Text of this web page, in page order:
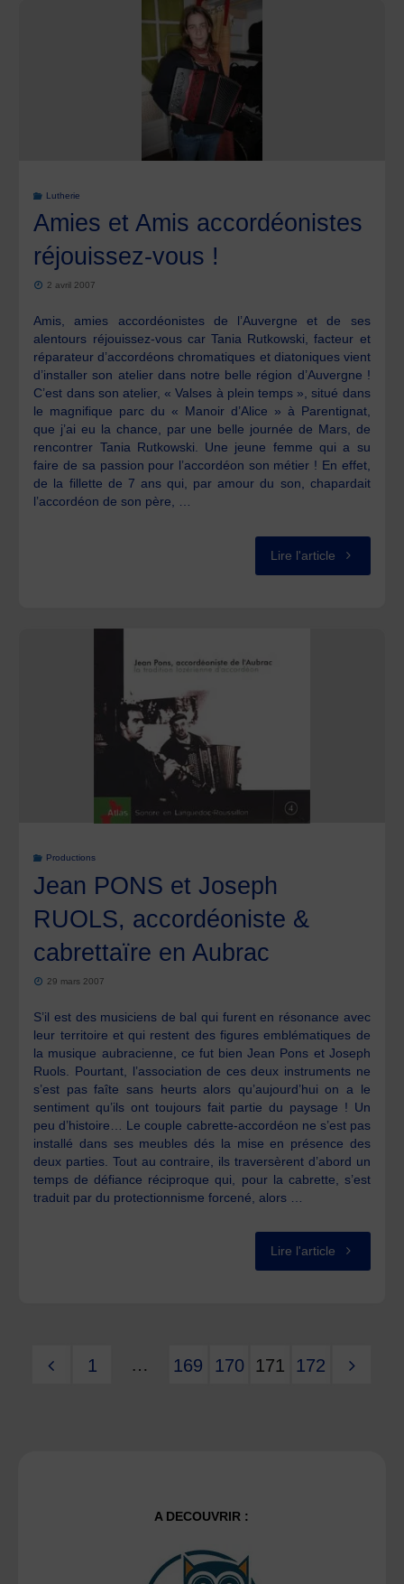
Lutherie
Amies et Amis accordéonistes
réjouissez-vous !
2 avril 2007
Amis, amies accordéonistes de l’Auvergne et de ses
alentours réjouissez-vous car Tania Rutkowski, facteur et
réparateur d’accordéons chromatiques et diatoniques vient
d’installer son atelier dans notre belle région d’Auvergne !
C’est dans son atelier, « Valses à plein temps », situé dans
le magnifique parc du « Manoir d’Alice » à Parentignat,
que j’ai eu la chance, par une belle journée de Mars, de
rencontrer Tania Rutkowski. Une jeune femme qui a su
faire de sa passion pour l’accordéon son métier ! En effet,
de la fillette de 7 ans qui, par amour du son, chapardait
l’accordéon de son père, …
Lire l'article"Amies
Productions
Jean PONS et Joseph
RUOLS, accordéoniste &
cabrettaïre en Aubrac
29 mars 2007
S’il est des musiciens de bal qui furent en résonance avec
leur territoire et qui restent des figures emblématiques de
la musique aubracienne, ce fut bien Jean Pons et Joseph
Ruols. Pourtant, l’association de ces deux instruments ne
s’est pas faîte sans heurts alors qu’aujourd’hui on a le
sentiment qu’ils ont toujours fait partie du paysage ! Un
peu d’histoire… Le couple cabrette-accordéon ne s’est pas
installé dans ses meubles dés la mise en présence des
deux parties. Tout au contraire, ils traversèrent d’abord un
temps de défiance réciproque qui, pour la cabrette, s’est
traduit par du protectionnisme forcené, alors …
Lire l'article"Jean
Joseph
1 … 169 170 171 172
A DECOUVRIR :